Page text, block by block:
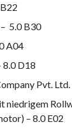
5.0 B30
A04
8.0 D18
Pvt. Ltd.
niedrigem
– 8.0 E02